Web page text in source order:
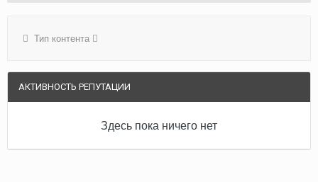
Тип контента
АКТИВНОСТЬ РЕПУТАЦИИ
Здесь пока ничего нет